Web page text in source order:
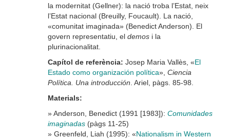
la modernitat (Gellner): la nació troba l’Estat, neix
l’Estat nacional (Breuilly, Foucault). La nació,
«comunitat imaginada» (Benedict Anderson). El
govern representatiu, el demosi la
plurinacionalitat.
Capítol de referència: Josep Maria Vallès, «El
Estado como organización política», Ciencia
Política. Una introducción . Ariel, pàgs. 85-98.
Materials:
» Anderson, Benedict (1991 [1983]): Comunidades
imaginadas(pàgs 11-25)
» Greenfeld, Liah (1995): «Nationalism in Western